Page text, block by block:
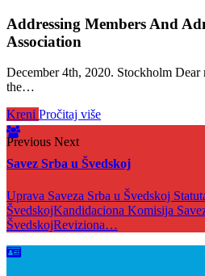
Addressing Members And
Association
December 4th, 2020. Stockholm Dear
the…
Kreni Pročitaj više
Previous Next
Savez Srba u Švedskoj
Uprava Saveza Srba u Švedskoj
ŠvedskojKandidaciona Komisija
ŠvedskojReviziona…